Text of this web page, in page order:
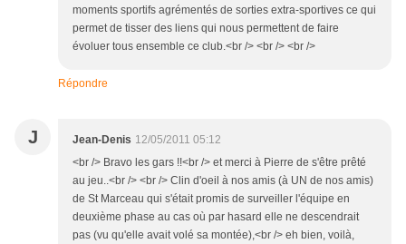
moments sportifs agrémentés de sorties extra-sportives ce qui
permet de tisser des liens qui nous permettent de faire
évoluer tous ensemble ce club.<br /> <br /> <br />
Répondre
J Jean-Denis 12/05/2011 05:12
<br /> Bravo les gars !!<br /> et merci à Pierre de s'être prêté
au jeu..<br /> <br /> Clin d'oeil à nos amis (à UN de nos amis)
de St Marceau qui s'était promis de surveiller l'équipe en
deuxième phase au cas où par hasard elle ne descendrait
pas (vu qu'elle avait volé sa montée),<br /> eh bien, voilà,